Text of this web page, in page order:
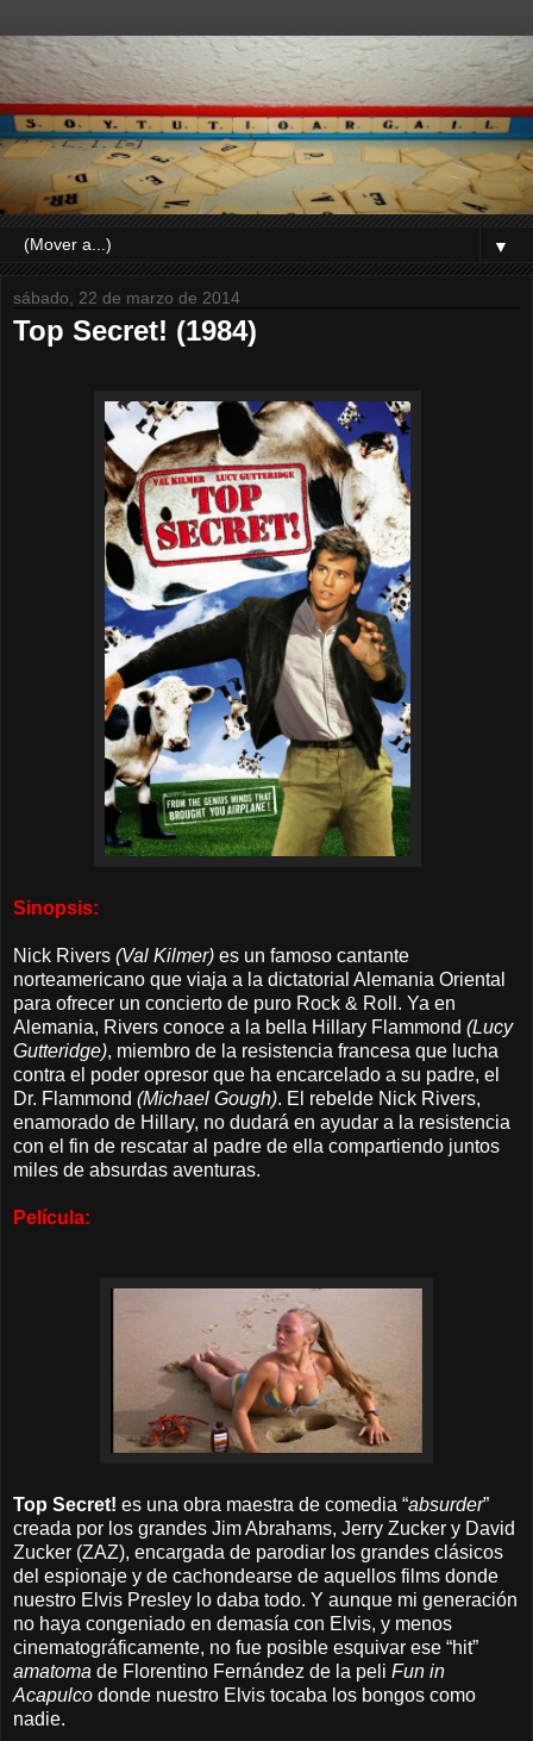
▼
sábado, 22 de marzo de 2014
Top Secret! (1984)
Sinopsis:
Nick Rivers (Val Kilmer) es un famoso cantante
norteamericano que viaja a la dictatorial Alemania Oriental
para ofrecer un concierto de puro Rock & Roll. Ya en
Alemania, Rivers conoce a la bella Hillary Flammond (Lucy
Gutteridge), miembro de la resistencia francesa que lucha
contra el poder opresor que ha encarcelado a su padre, el
Dr. Flammond (Michael Gough). El rebelde Nick Rivers,
enamorado de Hillary, no dudará en ayudar a la resistencia
con el fin de rescatar al padre de ella compartiendo juntos
miles de absurdas aventuras.
Película:
Top Secret! es una obra maestra de comedia “absurder”
creada por los grandes Jim Abrahams, Jerry Zucker y David
Zucker (ZAZ), encargada de parodiar los grandes clásicos
del espionaje y de cachondearse de aquellos films donde
nuestro Elvis Presley lo daba todo. Y aunque mi generación
no haya congeniado en demasía con Elvis, y menos
cinematográficamente, no fue posible esquivar ese “hit”
amatoma de Florentino Fernández de la peli Fun in
Acapulco donde nuestro Elvis tocaba los bongos como
nadie.